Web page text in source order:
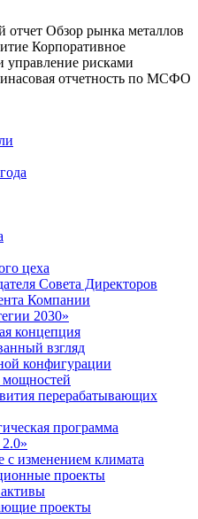
отчет Обзор рынка металлов
Корпоративное
управление рисками
отчетность по МСФО
цеха
Совета Директоров
Компании
2030»
концепция
взгляд
конфигурации
перерабатывающих
программа
с изменением климата
проекты
проекты